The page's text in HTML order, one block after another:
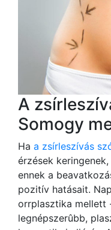
A
Somogy
Ha a zsírleszívás
érzések
ennek a
pozitív hatásait.
orrplasztika mellett
legnépszerûbb,